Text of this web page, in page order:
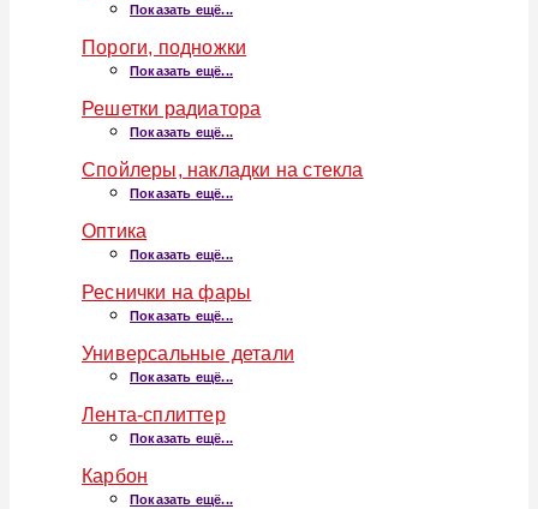
Показать ещё...
Пороги, подножки
Показать ещё...
Решетки радиатора
Показать ещё...
Спойлеры, накладки на стекла
Показать ещё...
Оптика
Показать ещё...
Реснички на фары
Показать ещё...
Универсальные детали
Показать ещё...
Лента-сплиттер
Показать ещё...
Карбон
Показать ещё...